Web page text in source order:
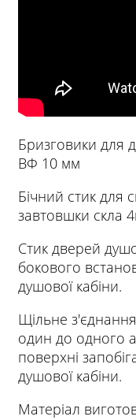
Бризговики для
ВФ 10 мм
Бічний стик для
завтовшки скла
Стик дверей
бокового
душової кабіни.
Щільне
один до одного
поверхні
душової кабіни.
Матеріал